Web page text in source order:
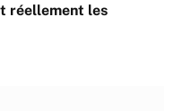
réellement les